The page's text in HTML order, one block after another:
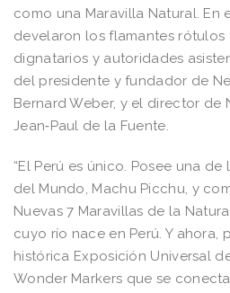
como una Maravilla Natural. En
develaron los flamantes rótulos
dignatarios y autoridades
del presidente y fundador de
Bernard Weber, y el director de
Jean‐Paul de la Fuente.
“El Perú es único. Posee una de
del Mundo, Machu Picchu, y
Nuevas 7 Maravillas de la
cuyo río nace en Perú. Y ahora,
histórica Exposición Universal
Wonder Markers que se